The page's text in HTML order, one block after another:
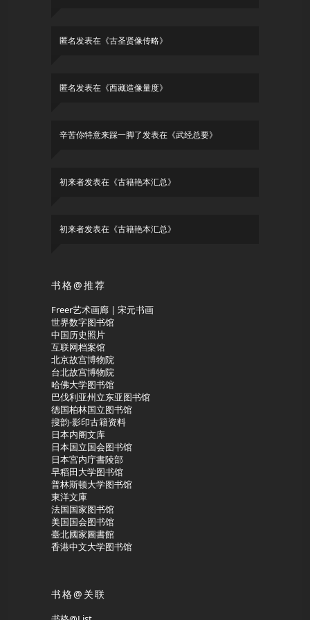
匿名发表在《古圣贤像传略》
匿名发表在《西藏造像量度》
辛苦你特意来踩一脚了发表在《武经总要》
初来者发表在《古籍艳本汇总》
初来者发表在《古籍艳本汇总》
书格@推荐
Freer艺术画廊 | 宋元书画
世界数字图书馆
中国历史照片
互联网档案馆
北京故宫博物院
台北故宫博物院
哈佛大学图书馆
巴伐利亚州立东亚图书馆
德国柏林国立图书馆
搜韵-影印古籍资料
日本内阁文库
日本国立国会图书馆
日本宮内庁書陵部
早稻田大学图书馆
普林斯顿大学图书馆
東洋文庫
法国国家图书馆
美国国会图书馆
臺北國家圖書館
香港中文大学图书馆
书格@关联